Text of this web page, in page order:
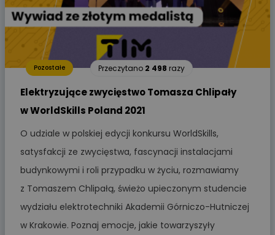
Pozostałe Przeczytano 2 498 razy
Elektryzujące zwycięstwo Tomasza Chlipały
w WorldSkills Poland 2021
O udziale w polskiej edycji konkursu WorldSkills,
satysfakcji ze zwycięstwa, fascynacji instalacjami
budynkowymi i roli przypadku w życiu, rozmawiamy
z Tomaszem Chlipałą, świeżo upieczonym studencie
wydziału elektrotechniki Akademii Górniczo-Hutniczej
w Krakowie. Poznaj emocje, jakie towarzyszyły